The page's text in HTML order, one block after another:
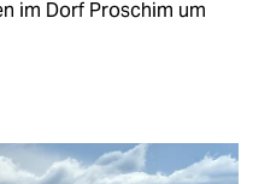
im Dorf Proschim um